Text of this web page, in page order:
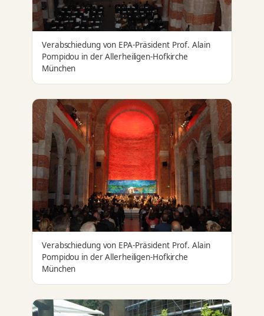
Verabschiedung von EPA-Präsident Prof. Alain
Pompidou in der Allerheiligen-Hofkirche
München
Verabschiedung von EPA-Präsident Prof. Alain
Pompidou in der Allerheiligen-Hofkirche
München